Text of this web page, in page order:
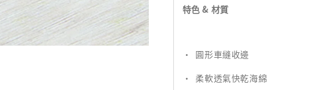
特色 & 材質
· 圓形車縫收邊
· 柔軟透氣快乾海綿